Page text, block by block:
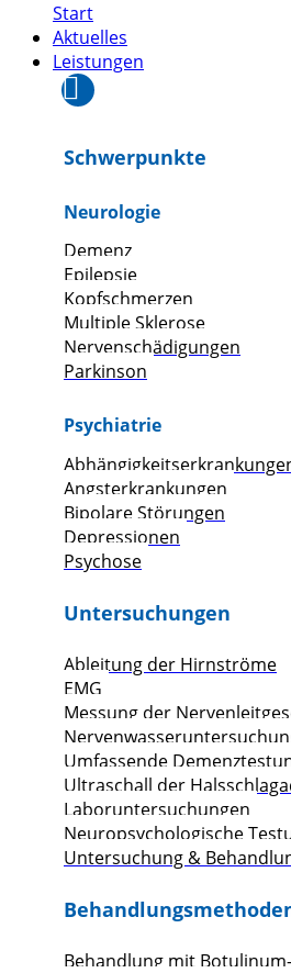
Start
Aktuelles
Leistungen
Schwerpunkte
Neurologie
Demenz
Epilepsie
Kopfschmerzen
Multiple Sklerose
Nervenschädigungen
Parkinson
Psychiatrie
Angsterkrankungen
Bipolare Störungen
Depressionen
Psychose
Untersuchungen
Ableitung der Hirnströme
EMG
Messung der
Umfassende
Ultraschall der
Laboruntersuchungen
Neuropsychologische
Untersuchung &
Behandlung mit